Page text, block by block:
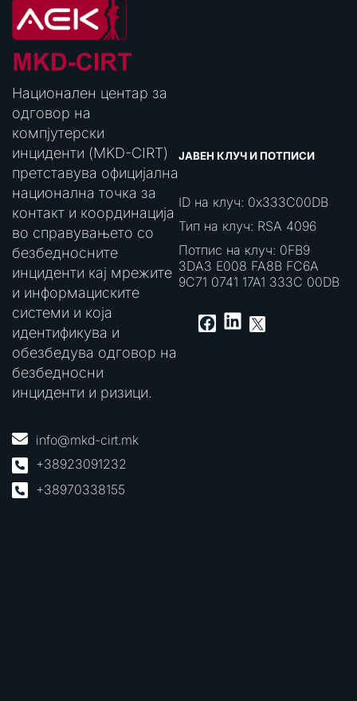
Национален центар за
одговор на
компјутерски
инциденти (MKD-CIRT)
претставува официјална
национална точка за
контакт и координација
во справувањето со
безбедносните
инциденти кај мрежите
и информациските
системи и која
идентификува и
обезбедува одговор на
безбедносни
инциденти и ризици.
info@mkd-cirt.mk
+38923091232
+38970338155
ЈАВЕН КЛУЧ И ПОТПИСИ
ID на клуч: 0x333C00DB
Тип на клуч: RSA 4096
Потпис на клуч: 0FB9
3DA3 E008 FA8B FC6A
9C71 0741 17A1 333C 00DB
Facebook
LinkedIn
X